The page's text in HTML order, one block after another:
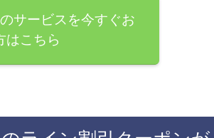
サービスを今すぐお
はこちら